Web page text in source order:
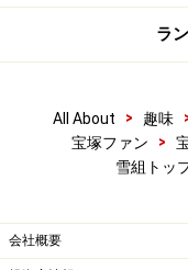
ラ
All About > 趣味
宝塚ファン
>
雪組トッ
会社概要